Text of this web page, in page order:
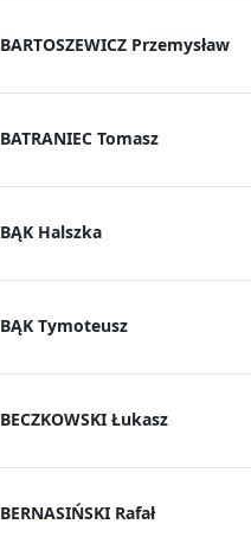
BARTOSZEWICZ Przemysław
BATRANIEC Tomasz
BĄK Halszka
BĄK Tymoteusz
BECZKOWSKI Łukasz
BERNASIŃSKI Rafał